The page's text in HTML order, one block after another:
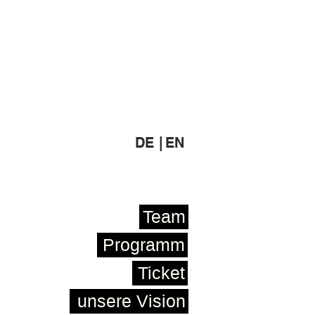
DE | EN
Team
Programm
Ticket
unsere Vision